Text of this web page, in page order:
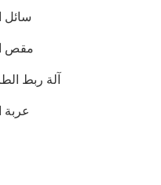
سائل
مقص
آلة ربط
عربة